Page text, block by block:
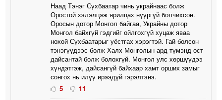
Наад Тэнэг Сүхбаатар чинь украйнаас болж
Оростой хэлэлцэж ярилцах нүүргүй болчихсон.
Оросын дотор Монгол байгаа, Украйны дотор
Монгол байхгүй гэдгийг ойлгохгүй хуцаж яваа
нохой Сүхбаатарыг уёстгах хэрэгтэй. Гай болсон
тэнэгүүдээс болж Халх Монголын ард түмэнд өст
дайсантай болж болохгүй. Монгол улс хөршүүдээ
хүндэтгэж, дайсангүй байхаар хамт орших замыг
сонгох нь илүү ирээдүй гэрэлтэнэ.
5
11